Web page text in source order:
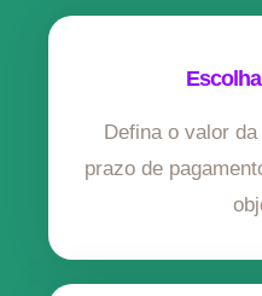
Defina o valor
prazo de